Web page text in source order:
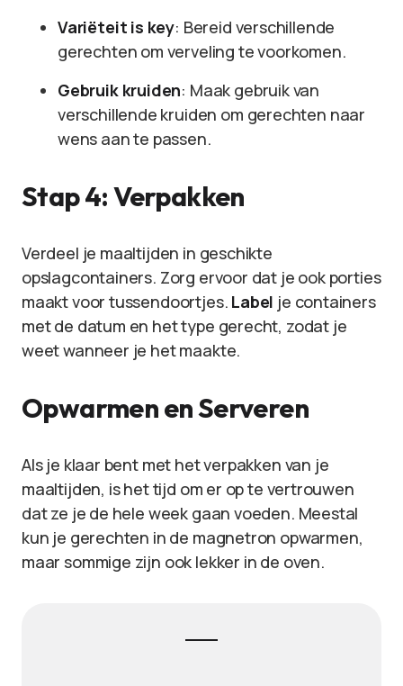
Variëteit is key: Bereid verschillende
gerechten om verveling te voorkomen.
Gebruik kruiden: Maak gebruik van
verschillende kruiden om gerechten naar
wens aan te passen.
Stap 4: Verpakken
Verdeel je maaltijden in geschikte
opslagcontainers. Zorg ervoor dat je ook porties
maakt voor tussendoortjes. Label je containers
met de datum en het type gerecht, zodat je
weet wanneer je het maakte.
Opwarmen en Serveren
Als je klaar bent met het verpakken van je
maaltijden, is het tijd om er op te vertrouwen
dat ze je de hele week gaan voeden. Meestal
kun je gerechten in de magnetron opwarmen,
maar sommige zijn ook lekker in de oven.